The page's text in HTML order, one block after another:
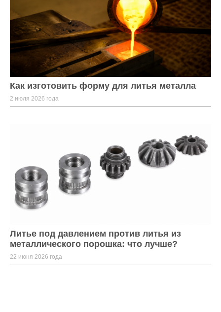
Как изготовить форму для литья металла
2 июля 2026 года
Литье под давлением против литья из
металлического порошка: что лучше?
22 июня 2026 года